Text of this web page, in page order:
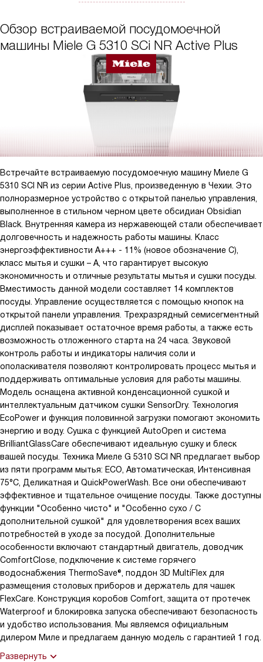
Обзор встраиваемой посудомоечной
машины Miele G 5310 SCi NR Active Plus
Встречайте встраиваемую посудомоечную машину Миеле G
5310 SCI NR из серии Active Plus, произведенную в Чехии. Это
полноразмерное устройство с открытой панелью управления,
выполненное в стильном черном цвете обсидиан Obsidian
Black. Внутренняя камера из нержавеющей стали обеспечивает
долговечность и надежность работы машины. Класс
энергоэффективности А+++ - 11% (новое обозначение C),
класс мытья и сушки – A, что гарантирует высокую
экономичность и отличные результаты мытья и сушки посуды.
Вместимость данной модели составляет 14 комплектов
посуды. Управление осуществляется с помощью кнопок на
открытой панели управления. Трехразрядный семисегментный
дисплей показывает остаточное время работы, а также есть
возможность отложенного старта на 24 часа. Звуковой
контроль работы и индикаторы наличия соли и
ополаскивателя позволяют контролировать процесс мытья и
поддерживать оптимальные условия для работы машины.
Модель оснащена активной конденсационной сушкой и
интеллектуальным датчиком сушки SensorDry. Технология
EcoPower и функция половинной загрузки помогают экономить
энергию и воду. Сушка с функцией AutoOpen и система
BrilliantGlassCare обеспечивают идеальную сушку и блеск
вашей посуды. Техника Миеле G 5310 SCI NR предлагает выбор
из пяти программ мытья: ECO, Автоматическая, Интенсивная
75°С, Деликатная и QuickPowerWash. Все они обеспечивают
эффективное и тщательное очищение посуды. Также доступны
функции "Особенно чисто" и "Особенно сухо / С
дополнительной сушкой" для удовлетворения всех ваших
потребностей в уходе за посудой. Дополнительные
особенности включают стандартный двигатель, доводчик
ComfortClose, подключение к системе горячего
водоснабжения ThermoSave®, поддон 3D MultiFlex для
размещения столовых приборов и держатель для чашек
FlexCare. Конструкция коробов Comfort, защита от протечек
Waterproof и блокировка запуска обеспечивают безопасность
и удобство использования. Мы являемся официальным
дилером Миле и предлагаем данную модель с гарантией 1 год.
Развернуть